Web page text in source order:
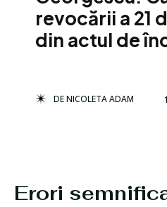
revocării a 21
din actul de
DENICOLETA ADAM
Erori